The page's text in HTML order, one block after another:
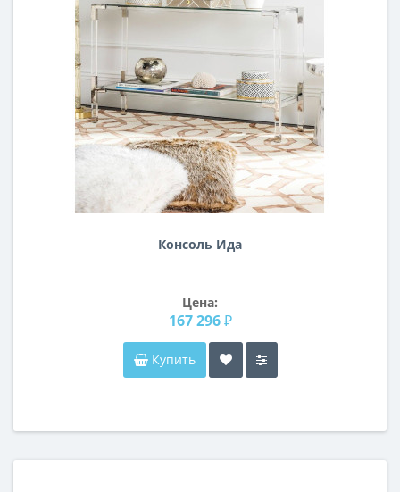
Консоль Ида
Цена:
167 296 ₽
Купить